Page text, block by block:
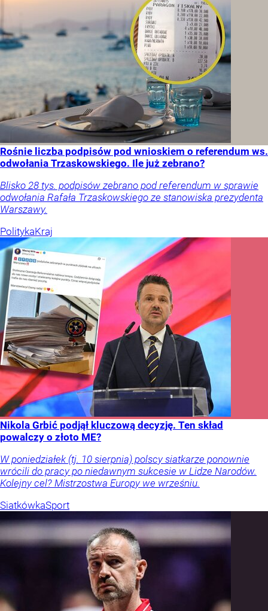
Rośnie liczba podpisów pod wnioskiem o referendum ws.
odwołania Trzaskowskiego. Ile już zebrano?
Blisko 28 tys. podpisów zebrano pod referendum w sprawie
odwołania Rafała Trzaskowskiego ze stanowiska prezydenta
Warszawy.
PolitykaKraj
Nikola Grbić podjął kluczową decyzję. Ten skład
powalczy o złoto ME?
W poniedziałek (tj. 10 sierpnia) polscy siatkarze ponownie
wrócili do pracy po niedawnym sukcesie w Lidze Narodów.
Kolejny cel? Mistrzostwa Europy we wrześniu.
SiatkówkaSport